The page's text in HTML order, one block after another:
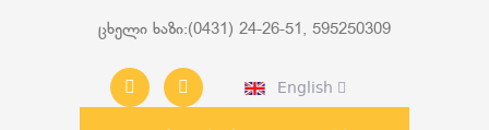
ცხელი ხაზი:(0431) 24-26-51, 595250309
English